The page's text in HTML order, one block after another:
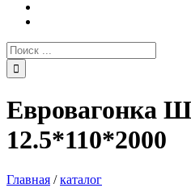
Поиск:
Евровагонка
12.5*110*2000
Главная /каталог